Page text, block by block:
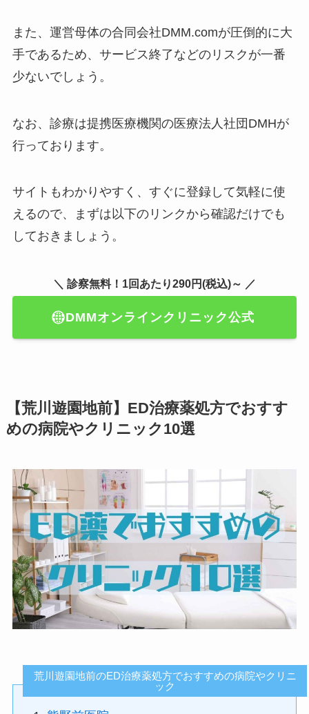
また、運営母体の合同会社DMM.comが圧倒的に大
手であるため、サービス終了などのリスクが一番
少ないでしょう。
なお、診療は提携医療機関の医療法人社団DMHが
行っております。
サイトもわかりやすく、すぐに登録して気軽に使
えるので、まずは以下のリンクから確認だけでも
しておきましょう。
＼ 診察無料！1回あたり290円(税込)～ ／
DMMオンラインクリニック公式
【荒川遊園地前】ED治療薬処方でおすす
めの病院やクリニック10選
荒川遊園地前のED治療薬処方でおすすめの病院やクリニ
ック